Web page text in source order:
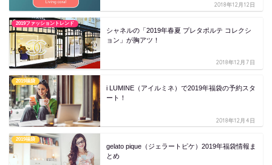
2018年12月12日
2019ファッショントレンド
シャネルの「2019年春夏 プレタポルテ コレクシ
ョン」が胸アツ！
2018年12月7日
2019福袋
i LUMINE（アイルミネ）で2019年福袋の予約スタ
ート！
2018年12月4日
2019福袋
gelato pique（ジェラートピケ）2019年福袋情報ま
とめ